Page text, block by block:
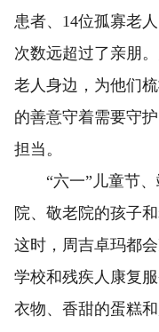
患者、14位孤寡老
次数远超过了亲朋
老人身边，为他们
的善意守着需要守
担当。
“六一”儿童节、
院、敬老院的孩子
这时，周吉卓玛都
学校和残疾人康复
衣物、香甜的蛋糕